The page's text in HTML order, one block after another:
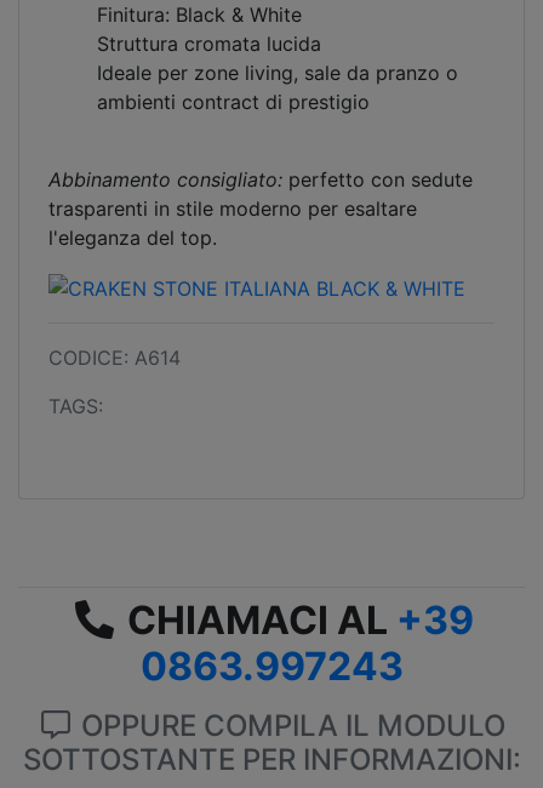
Finitura: Black & White
Struttura cromata lucida
Ideale per zone living, sale da pranzo o
ambienti contract di prestigio
Abbinamento consigliato: perfetto con sedute
trasparenti in stile moderno per esaltare
l'eleganza del top.
CODICE: A614
TAGS:
CHIAMACI AL +39
0863.997243
OPPURE COMPILA IL MODULO
SOTTOSTANTE PER INFORMAZIONI: